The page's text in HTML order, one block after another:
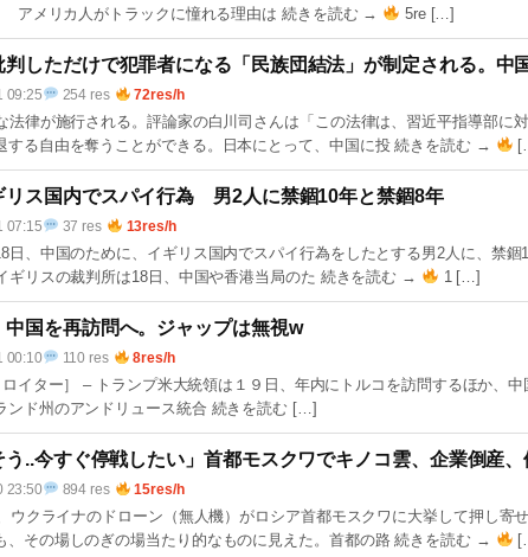
カ人がトラックに憧れる理由は 続きを読む →
5re […]
しただけで犯罪者になる「民族団結法」が制定される。中
09:25 254 res 72res/h
法律が施行される。評論家の白川司さんは「この法律は、習近平指導部に
する自由を奪うことができる。日本にとって、中国に投 続きを読む →
リス国内でスパイ行為 男2人に禁錮10年と禁錮8年
07:15 37 res 13res/h
日、中国のために、イギリス国内でスパイ行為をしたとする男2人に、禁錮
ギリスの裁判所は18日、中国や香港当局のた 続きを読む →
1 […]
中国を再訪問へ。ジャップは無視w
00:10 110 res 8res/h
ロイター］ – トランプ‌米大統領は１９日、⁠年内にトルコを訪問するほか、​
ンド州​のアンドリュ‌ース統合 続きを読む […]
う..今すぐ停戦したい」首都モスクワでキノコ雲、企業倒産
23:50 894 res 15res/h
ウクライナのドローン（無人機）がロシア首都モスクワに大挙して押し寄
、その場しのぎの場当たり的なものに見えた。首都の路 続きを読む →